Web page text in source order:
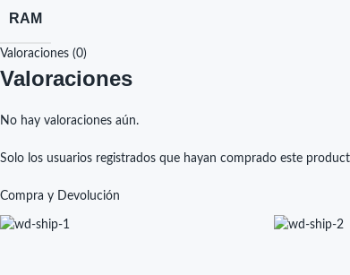
RAM
Valoraciones (0)
Valoraciones
No hay valoraciones aún.
Solo los usuarios registrados que hayan comprado este
Compra y Devolución